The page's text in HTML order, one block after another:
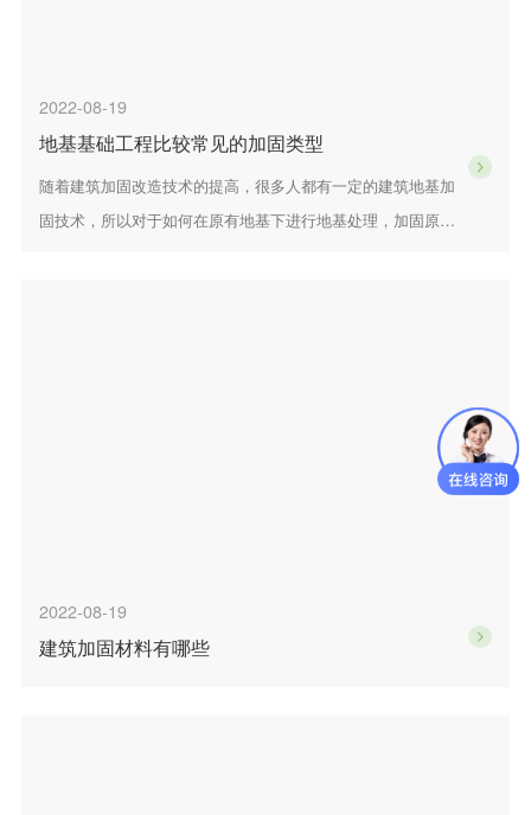
2022-08-19
地基基础工程比较常见的加固类型
随着建筑加固改造技术的提高，很多人都有一定的建筑地基加
固技术，所以对于如何在原有地基下进行地基处理，加固原有
2022-08-19
建筑加固材料有哪些